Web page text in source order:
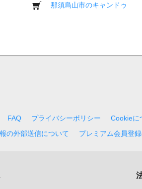
那須烏山市のキャンドゥ
FAQ プライバシーポリシー
Cookieに
の外部送信について プレミアム会員登